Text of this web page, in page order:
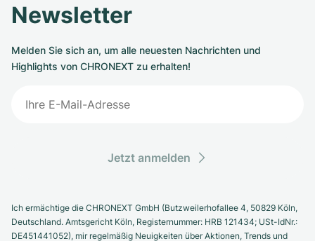
Newsletter
Melden Sie sich an, um alle neuesten Nachrichten und
Highlights von CHRONEXT zu erhalten!
Jetzt anmelden
Ich ermächtige die CHRONEXT GmbH (Butzweilerhofallee 4, 50829 Köln,
Deutschland. Amtsgericht Köln, Registernummer: HRB 121434; USt-IdNr.:
DE451441052), mir regelmäßig Neuigkeiten über Aktionen, Trends und